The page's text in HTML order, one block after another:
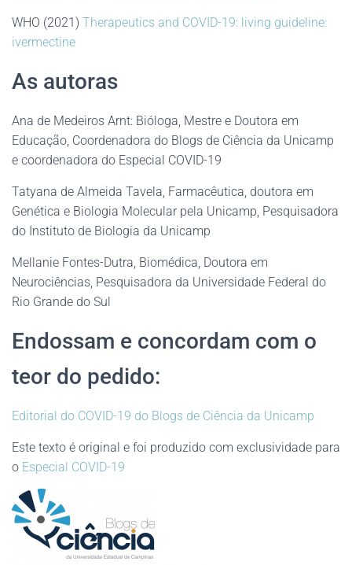
WHO (2021) Therapeutics and COVID-19: living guideline:
ivermectine
As autoras
Ana de Medeiros Arnt: Bióloga, Mestre e Doutora em
Educação, Coordenadora do Blogs de Ciência da Unicamp
e coordenadora do Especial COVID-19
Tatyana de Almeida Tavela, Farmacêutica, doutora em
Genética e Biologia Molecular pela Unicamp, Pesquisadora
do Instituto de Biologia da Unicamp
Mellanie Fontes-Dutra, Biomédica, Doutora em
Neurociências, Pesquisadora da Universidade Federal do
Rio Grande do Sul
Endossam e concordam com o
teor do pedido:
Editorial do COVID-19 do Blogs de Ciência da Unicamp
Este texto é original e foi produzido com exclusividade para
o Especial COVID-19